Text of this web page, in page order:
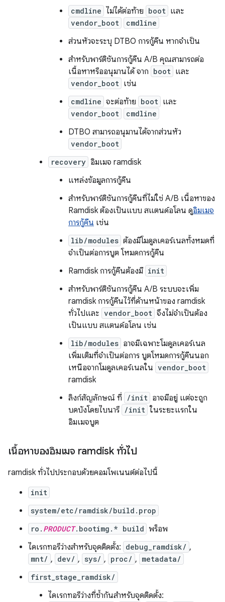
cmdline ไม่ได้ต่อท้าย boot และ
vendor_boot cmdline
ส่วนหัวจะระบุ DTBO การกู้คืน หากจำเป็น
สำหรับพาร์ติชันการกู้คืน A/B คุณสามารถต่อ
เนื้อหาหรืออนุมานได้ จาก boot และ
vendor_boot เช่น
cmdline จะต่อท้าย boot และ
vendor_boot cmdline
DTBO สามารถอนุมานได้จากส่วนหัว
vendor_boot
recovery อิมเมจ ramdisk
แหล่งข้อมูลการกู้คืน
สำหรับพาร์ติชันการกู้คืนที่ไม่ใช่ A/B เนื้อหาของ
Ramdisk ต้องเป็นแบบ สแตนด์อโลน ดูอิมเมจ
การกู้คืน เช่น
lib/modules ต้องมีโมดูลเคอร์เนลทั้งหมดที่
จำเป็นต่อการบูต โหมดการกู้คืน
Ramdisk การกู้คืนต้องมี init
สำหรับพาร์ติชันการกู้คืน A/B ระบบจะเพิ่ม
ramdisk การกู้คืนไว้ที่ด้านหน้าของ ramdisk
ทั่วไปและ vendor_boot จึงไม่จำเป็นต้อง
เป็นแบบ สแตนด์อโลน เช่น
lib/modules อาจมีเฉพาะโมดูลเคอร์เนล
เพิ่มเติมที่จำเป็นต่อการ บูตโหมดการกู้คืนนอก
เหนือจากโมดูลเคอร์เนลใน vendor_boot
ramdisk
ลิงก์สัญลักษณ์ ที่ /init อาจมีอยู่ แต่จะถูก
บดบังโดยไบนารี /init ในระยะแรกใน
อิมเมจบูต
เนื้อหาของอิมเมจ ramdisk ทั่วไป
ramdisk ทั่วไปประกอบด้วยคอมโพเนนต์ต่อไปนี้
init
system/etc/ramdisk/build.prop
ro. PRODUCT.bootimg.* build พร็อพ
ไดเรกทอรีว่างสำหรับจุดติดตั้ง: debug_ramdisk/ ,
mnt/ , dev/ , sys/ , proc/ , metadata/
first_stage_ramdisk/
ไดเรกทอรีว่างที่ซ้ำกันสำหรับจุดติดตั้ง: